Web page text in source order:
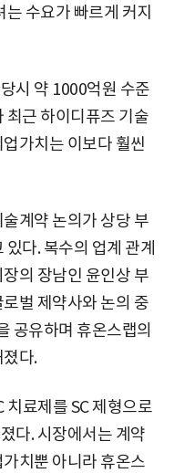
는 수요가 빠르게 커지
시 약 1000억원 수준
최근 하이디퓨즈 기술
가치는 이보다 훨씬
계약 논의가 상당 부
다. 복수의 업계 관계
의 장남인 윤인상 부
벌 제약사와 논의 중
공유하며 휴온스랩의
다.
치료제를 SC 제형으로
다. 시장에서는 계약
치뿐 아니라 휴온스